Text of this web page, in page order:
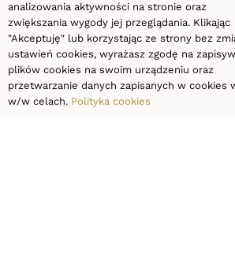
zarezerwuj wizytę
PRO LASER CLINIC
al. Piłsudskiego 115, 92-332
+48 667 990 990
analizowania aktywności na stronie oraz
zwiększania wygody jej przeglądania. Klikając
"Akceptuję" lub korzystając ze strony bez
ustawień cookies, wyrażasz zgodę na
plików cookies na swoim urządzeniu oraz
przetwarzanie danych zapisanych w cookies
w/w celach. Polityka cookies